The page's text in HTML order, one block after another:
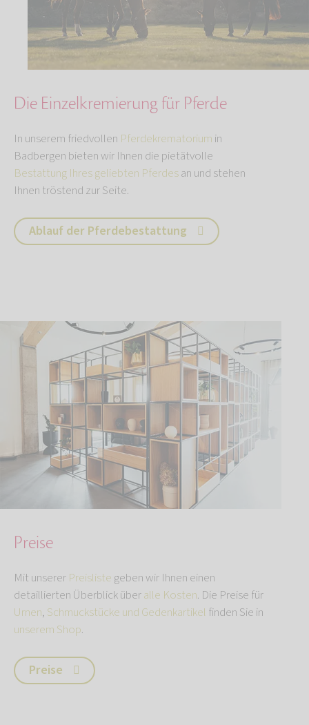
Die Einzelkremierung für Pferde
In unserem friedvollen Pferdekrematorium in
Badbergen bieten wir Ihnen die pietätvolle
Bestattung Ihres geliebten Pferdesan und stehen
Ihnen tröstend zur Seite.
Ablauf der Pferdebestattung
Preise
Mit unserer Preisliste geben wir Ihnen einen
detaillierten Überblick überalle Kosten. Die Preise für
Urnen, Schmuckstücke und Gedenkartikel finden Sie in
unserem Shop.
Preise